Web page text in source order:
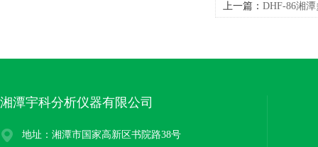
上一篇： DHF-86湘
湘潭宇科分析仪器有限公司
地址：湘潭市国家高新区书院路38号